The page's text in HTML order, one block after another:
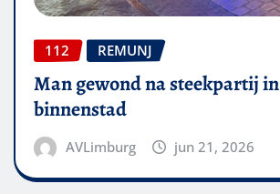
112 REMUNJ
Man gewond na steekpartij in
binnenstad
AVLimburg jun 21, 2026